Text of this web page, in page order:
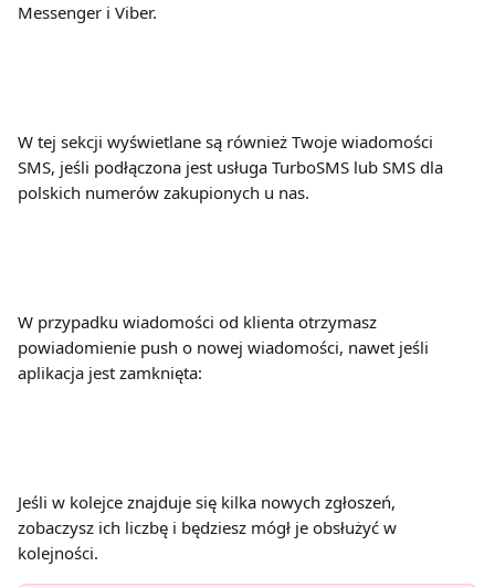
Messenger i Viber.
W tej sekcji wyświetlane są również Twoje wiadomości
SMS, jeśli podłączona jest usługa TurboSMS lub SMS dla
polskich numerów zakupionych u nas.
W przypadku wiadomości od klienta otrzymasz
powiadomienie push o nowej wiadomości, nawet jeśli
aplikacja jest zamknięta:
Jeśli w kolejce znajduje się kilka nowych zgłoszeń,
zobaczysz ich liczbę i będziesz mógł je obsłużyć w
kolejności.